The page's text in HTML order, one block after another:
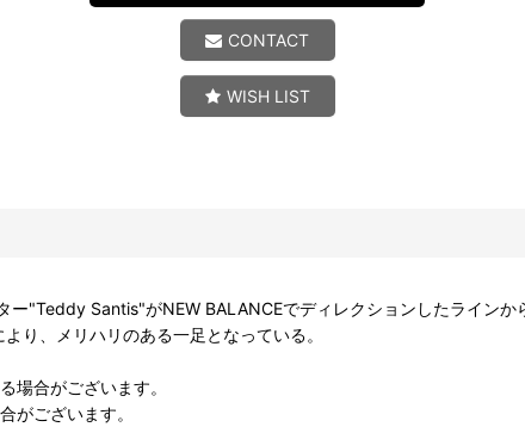
CONTACT
WISH LIST
ー"Teddy Santis"がNEW BALANCEでディレクションしたラインか
り、メリハリのある一足となっている。
場合がございます。
がございます。